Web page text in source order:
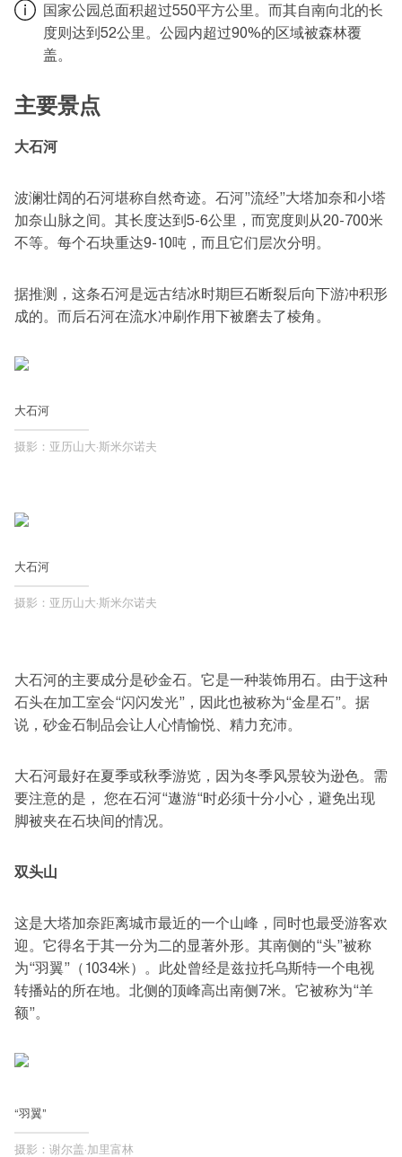
国家公园总面积超过550平方公里。而其自南向北的长
度则达到52公里。公园内超过90%的区域被森林覆
盖。
主要景点
大石河
波澜壮阔的石河堪称自然奇迹。石河”流经”大塔加奈和小塔
加奈山脉之间。其长度达到5-6公里，而宽度则从20-700米
不等。每个石块重达9-10吨，而且它们层次分明。
据推测，这条石河是远古结冰时期巨石断裂后向下游冲积形
成的。而后石河在流水冲刷作用下被磨去了棱角。
大石河
摄影：亚历山大·斯米尔诺夫
大石河
摄影：亚历山大·斯米尔诺夫
大石河的主要成分是砂金石。它是一种装饰用石。由于这种
石头在加工室会“闪闪发光”，因此也被称为“金星石”。据
说，砂金石制品会让人心情愉悦、精力充沛。
大石河最好在夏季或秋季游览，因为冬季风景较为逊色。需
要注意的是， 您在石河“遨游“时必须十分小心，避免出现
脚被夹在石块间的情况。
双头山
这是大塔加奈距离城市最近的一个山峰，同时也最受游客欢
迎。它得名于其一分为二的显著外形。其南侧的“头”被称
为“羽翼”（1034米）。此处曾经是兹拉托乌斯特一个电视
转播站的所在地。北侧的顶峰高出南侧7米。它被称为“羊
额”。
“羽翼”
摄影：谢尔盖·加里富林